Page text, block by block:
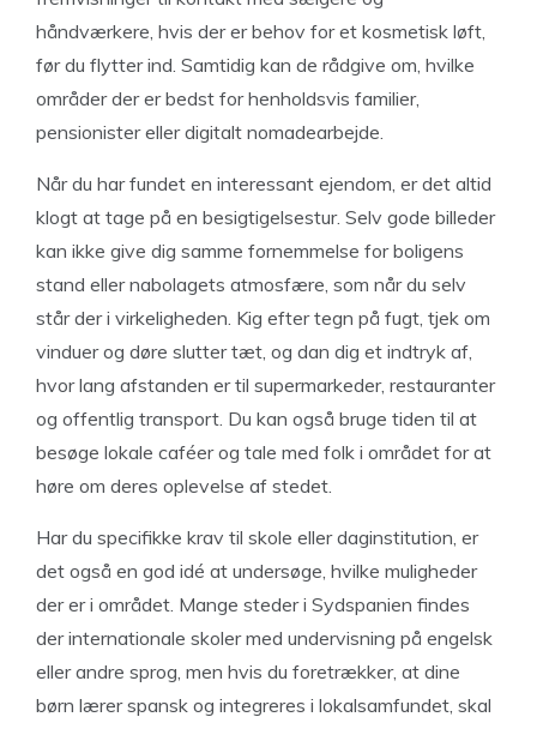
håndværkere, hvis der er behov for et kosmetisk løft,
før du flytter ind. Samtidig kan de rådgive om, hvilke
områder der er bedst for henholdsvis familier,
pensionister eller digitalt nomadearbejde.
Når du har fundet en interessant ejendom, er det altid
klogt at tage på en besigtigelsestur. Selv gode billeder
kan ikke give dig samme fornemmelse for boligens
stand eller nabolagets atmosfære, som når du selv
står der i virkeligheden. Kig efter tegn på fugt, tjek om
vinduer og døre slutter tæt, og dan dig et indtryk af,
hvor lang afstanden er til supermarkeder, restauranter
og offentlig transport. Du kan også bruge tiden til at
besøge lokale caféer og tale med folk i området for at
høre om deres oplevelse af stedet.
Har du specifikke krav til skole eller daginstitution, er
det også en god idé at undersøge, hvilke muligheder
der er i området. Mange steder i Sydspanien findes
der internationale skoler med undervisning på engelsk
eller andre sprog, men hvis du foretrækker, at dine
børn lærer spansk og integreres i lokalsamfundet, skal